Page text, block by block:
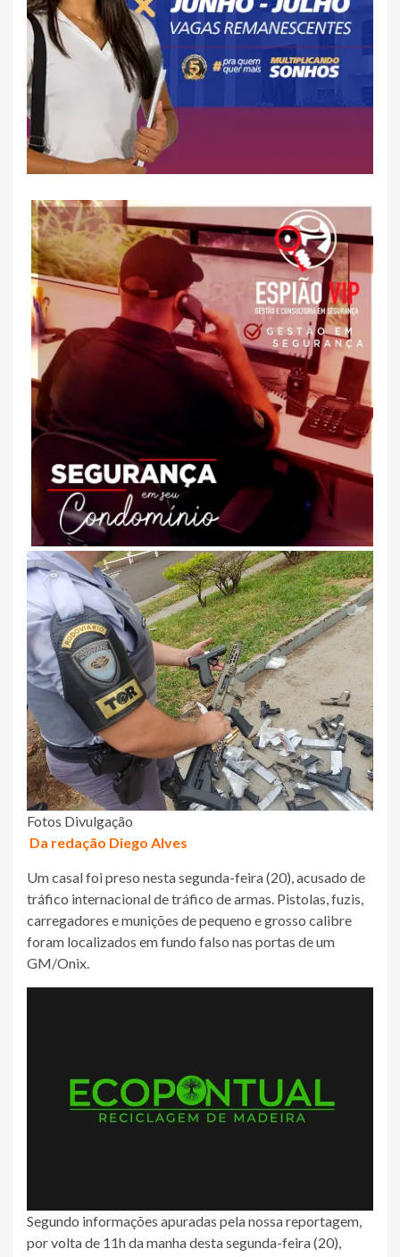
Fotos Divulgação
Da redação Diego Alves
Um casal foi preso nesta segunda-feira (20), acusado de
tráfico internacional de tráfico de armas. Pistolas, fuzis,
carregadores e munições de pequeno e grosso calibre
foram localizados em fundo falso nas portas de um
GM/Onix.
Segundo informações apuradas pela nossa reportagem,
por volta de 11h da manha desta segunda-feira (20),